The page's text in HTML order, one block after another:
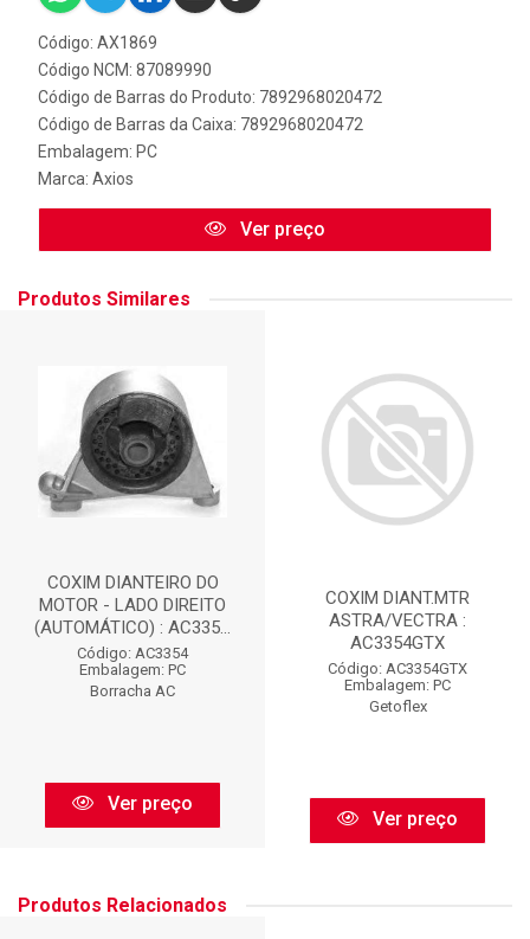
Código: AX1869
Código NCM: 87089990
Código de Barras do Produto: 7892968020472
Código de Barras da Caixa: 7892968020472
Embalagem: PC
Marca: Axios
Ver preço
Produtos Similares
COXIM DIANTEIRO DO
MOTOR - LADO DIREITO
(AUTOMÁTICO) : AC335...
Código: AC3354
Embalagem: PC
Borracha AC
Ver preço
COXIM DIANT.MTR
ASTRA/VECTRA :
AC3354GTX
Código: AC3354GTX
Embalagem: PC
Getoflex
Ver preço
Produtos Relacionados